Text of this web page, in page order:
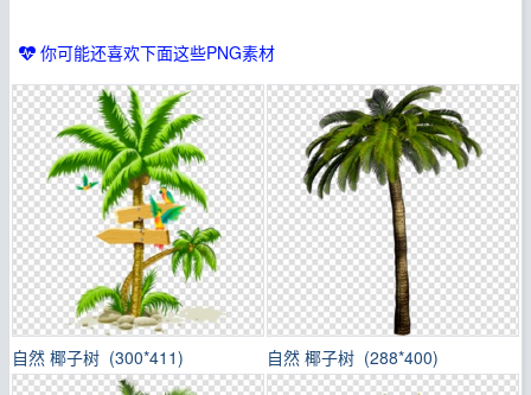
你可能还喜欢下面这些PNG素材
自然 椰子树 (300*411) 自然 椰子树 (288*400)